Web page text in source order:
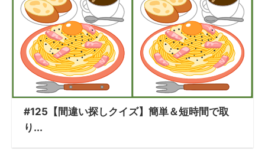
#125【間違い探しクイズ】簡単＆短時間で取
り...